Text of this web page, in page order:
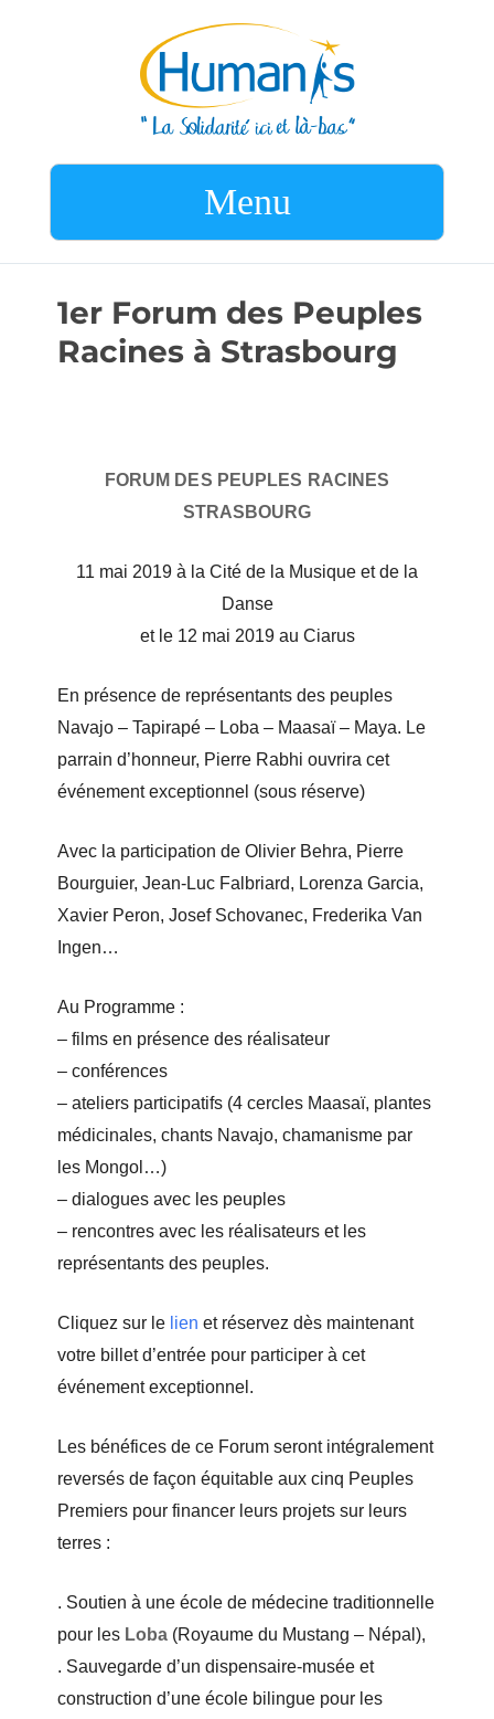
Menu
1er Forum des Peuples
Racines à Strasbourg
FORUM DES PEUPLES RACINES
STRASBOURG
11 mai 2019 à la Cité de la Musique et de la
Danse
et le 12 mai 2019 au Ciarus
En présence de représentants des peuples
Navajo – Tapirapé – Loba – Maasaï – Maya. Le
parrain d’honneur, Pierre Rabhi ouvrira cet
événement exceptionnel (sous réserve)
Avec la participation de Olivier Behra, Pierre
Bourguier, Jean-Luc Falbriard, Lorenza Garcia,
Xavier Peron, Josef Schovanec, Frederika Van
Ingen…
Au Programme :
– films en présence des réalisateur
– conférences
– ateliers participatifs (4 cercles Maasaï, plantes
médicinales, chants Navajo, chamanisme par
les Mongol…)
– dialogues avec les peuples
– rencontres avec les réalisateurs et les
représentants des peuples.
Cliquez sur lelien et réservez dès maintenant
votre billet d’entrée pour participer à cet
événement exceptionnel.
Les bénéfices de ce Forum seront intégralement
reversés de façon équitable aux cinq Peuples
Premiers pour financer leurs projets sur leurs
terres :
. Soutien à une école de médecine traditionnelle
pour les Loba (Royaume du Mustang – Népal),
. Sauvegarde d’un dispensaire-musée et
construction d’une école bilingue pour les